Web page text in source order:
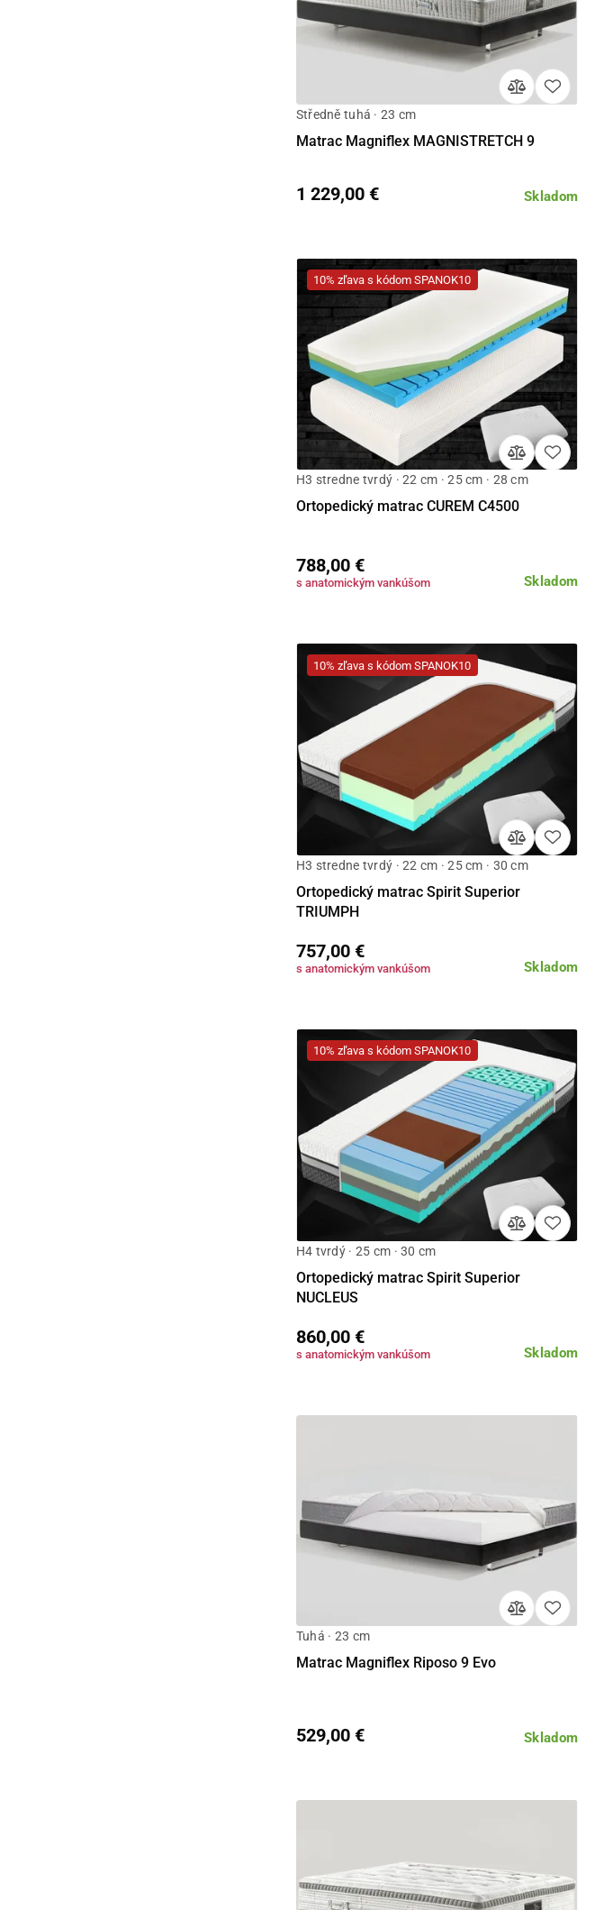
Středně tuhá · 23 cm
Matrac Magniflex MAGNISTRETCH 9
Skladom
1 229,00 €
10% zľava s kódom SPANOK10
H3 stredne tvrdý · 22 cm · 25 cm · 28 cm
Ortopedický matrac CUREM C4500
Skladom
788,00 €
s anatomickým vankúšom
10% zľava s kódom SPANOK10
H3 stredne tvrdý · 22 cm · 25 cm · 30 cm
Ortopedický matrac Spirit Superior
TRIUMPH
Skladom
757,00 €
s anatomickým vankúšom
10% zľava s kódom SPANOK10
H4 tvrdý · 25 cm · 30 cm
Ortopedický matrac Spirit Superior
NUCLEUS
Skladom
860,00 €
s anatomickým vankúšom
Tuhá · 23 cm
Matrac Magniflex Riposo 9 Evo
Skladom
529,00 €